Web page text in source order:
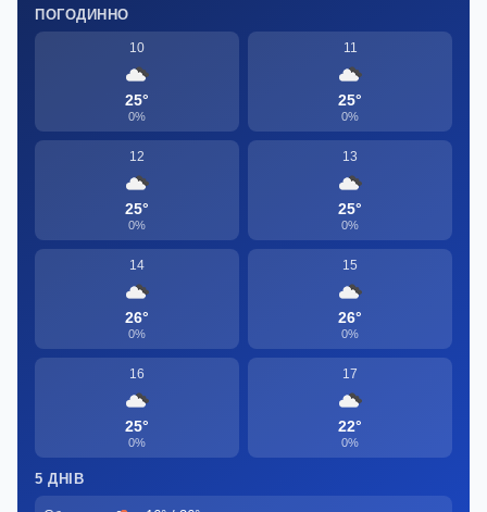
ПОГОДИННО
10
25°
0%
11
25°
0%
12
25°
0%
13
25°
0%
14
26°
0%
15
26°
0%
16
25°
0%
17
22°
0%
5 ДНІВ